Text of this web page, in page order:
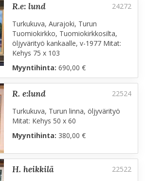
r.e: lund
Turkukuva, Aurajoki, Turun
Tuomiokirkko, Tuomiokirkkosilta,
öljyvärityö kankaalle, v-1977 Mitat:
Kehys 75 x 103
Myyntihinta: 690,00 €
r. e:lund
Turkukuva, Turun linna, öljyvärityö
Mitat: Kehys 50 x 60
Myyntihinta: 380,00 €
h. heikkilä